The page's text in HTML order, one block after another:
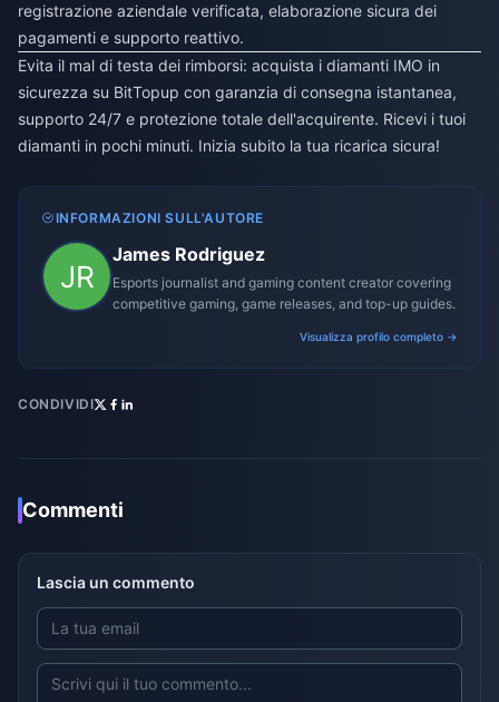
registrazione aziendale verificata, elaborazione sicura dei
pagamenti e supporto reattivo.
Evita il mal di testa dei rimborsi: acquista i diamanti IMO in
sicurezza su BitTopup con garanzia di consegna istantanea,
supporto 24/7 e protezione totale dell'acquirente. Ricevi i tuoi
diamanti in pochi minuti. Inizia subito la tua ricarica sicura!
INFORMAZIONI SULL'AUTORE
James Rodriguez
Esports journalist and gaming content creator covering
competitive gaming, game releases, and top-up guides.
Visualizza profilo completo →
CONDIVIDI
Commenti
Lascia un commento